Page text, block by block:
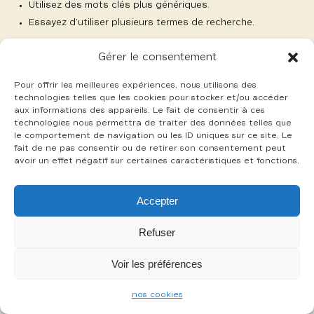
Gérer le consentement
Pour offrir les meilleures expériences, nous utilisons des
technologies telles que les cookies pour stocker et/ou accéder
aux informations des appareils. Le fait de consentir à ces
technologies nous permettra de traiter des données telles que
le comportement de navigation ou les ID uniques sur ce site. Le
fait de ne pas consentir ou de retirer son consentement peut
avoir un effet négatif sur certaines caractéristiques et fonctions.
Accepter
Refuser
Voir les préférences
nos cookies
Utilisez des mots clés plus génériques.
Essayez d’utiliser plusieurs termes de recherche.
-
mentions légales